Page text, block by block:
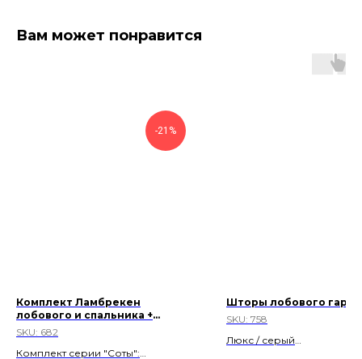
Вам может понравится
-21%
Комплект Ламбрекен
лобового и спальника +
боковые углы
SKU: 682
Комплект серии "Соты":
Шторы лобового
SKU: 758
Люкс / серый